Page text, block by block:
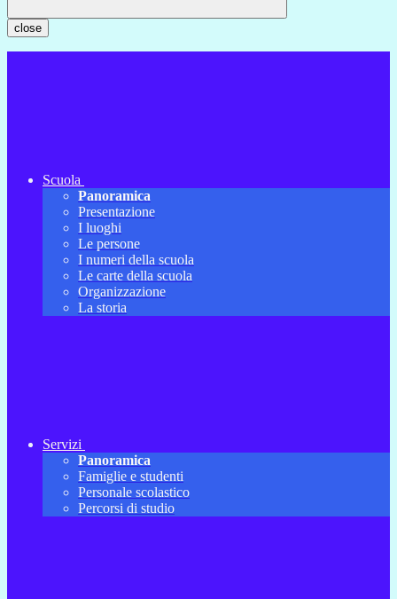
close
Scuola
Panoramica
Presentazione
I luoghi
Le persone
I numeri della scuola
Le carte della scuola
Organizzazione
La storia
Servizi
Panoramica
Famiglie e studenti
Personale scolastico
Percorsi di studio